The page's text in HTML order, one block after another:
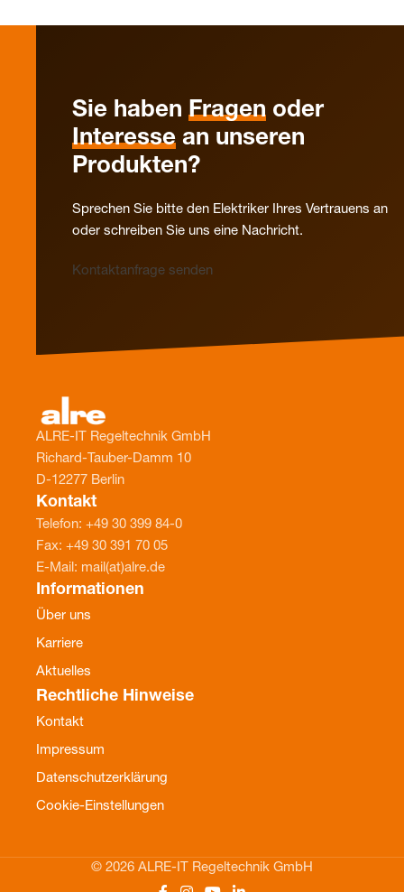
Sie haben Fragen oder
Interesse an unseren
Produkten?
Sprechen Sie bitte den Elektriker Ihres Vertrauens an
oder schreiben Sie uns eine Nachricht.
Kontaktanfrage senden
ALRE-IT Regeltechnik GmbH
Richard-Tauber-Damm 10
D-12277 Berlin
Kontakt
Telefon: +49 30 399 84-0
Fax: +49 30 391 70 05
E-Mail: mail(at)alre.de
Informationen
Über uns
Karriere
Aktuelles
Rechtliche Hinweise
Kontakt
Impressum
Datenschutzerklärung
Cookie-Einstellungen
© 2026 ALRE-IT Regeltechnik GmbH